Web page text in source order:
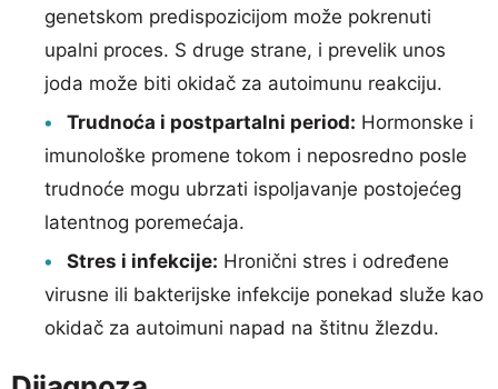
genetskom predispozicijom može pokrenuti
upalni proces. S druge strane, i prevelik unos
joda može biti okidač za autoimunu reakciju.
Trudnoća i postpartalni period: Hormonske i
imunološke promene tokom i neposredno posle
trudnoće mogu ubrzati ispoljavanje postojećeg
latentnog poremećaja.
Stres i infekcije: Hronični stres i određene
virusne ili bakterijske infekcije ponekad služe kao
okidač za autoimuni napad na štitnu žlezdu.